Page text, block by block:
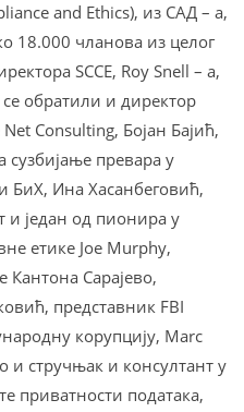
and Ethics), из САД – а,
18.000 чланова из целог
SCCE, Roy Snell – a,
обратили и директор
Consulting, Бојан Бајић,
сузбијање превара у
БиХ, Ина Хасанбеговић,
и један од пионира у
етике Joe Murphy,
Кантона Сарајево,
представник FBI
корупцију, Marc
и стручњак и консултант у
приватности података,